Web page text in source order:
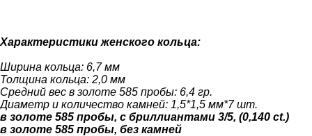
Характеристики женского кольца:
Ширина кольца: 6,7 мм
Толщина кольца: 2,0 мм
Средний вес в золоте 585 пробы: 6,4 гр.
Диаметр и количество камней: 1,5*1,5 мм*7 шт.
в золоте 585 пробы, с бриллиантами 3/5, (0,140 ct.)
в золоте 585 пробы, без камней